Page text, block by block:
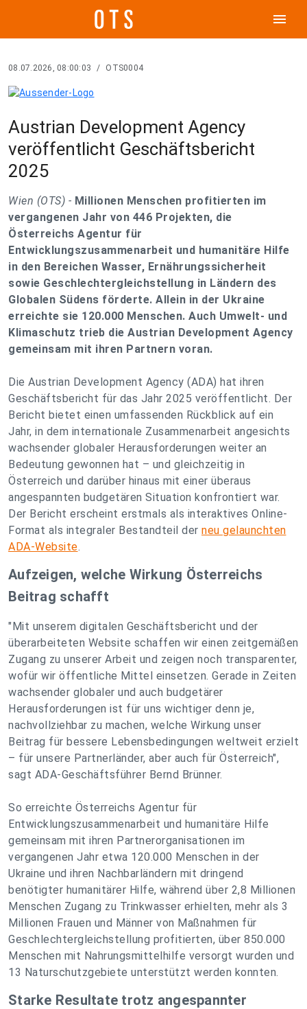
menu
08.07.2026, 08:00:03 / OTS0004
Austrian Development Agency
veröffentlicht Geschäftsbericht
2025
Wien (OTS) - Millionen Menschen profitierten im
vergangenen Jahr von 446 Projekten, die
Österreichs Agentur für
Entwicklungszusammenarbeit und humanitäre Hilfe
in den Bereichen Wasser, Ernährungssicherheit
sowie Geschlechtergleichstellung in Ländern des
Globalen Südens förderte. Allein in der Ukraine
erreichte sie 120.000 Menschen. Auch Umwelt- und
Klimaschutz trieb die Austrian Development Agency
gemeinsam mit ihren Partnern voran.
Die Austrian Development Agency (ADA) hat ihren
Geschäftsbericht für das Jahr 2025 veröffentlicht. Der
Bericht bietet einen umfassenden Rückblick auf ein
Jahr, in dem internationale Zusammenarbeit angesichts
wachsender globaler Herausforderungen weiter an
Bedeutung gewonnen hat – und gleichzeitig in
Österreich und darüber hinaus mit einer überaus
angespannten budgetären Situation konfrontiert war.
Der Bericht erscheint erstmals als interaktives Online-
Format als integraler Bestandteil der neu gelaunchten
ADA-Website.
Aufzeigen, welche Wirkung Österreichs
Beitrag schafft
"Mit unserem digitalen Geschäftsbericht und der
überarbeiteten Website schaffen wir einen zeitgemäßen
Zugang zu unserer Arbeit und zeigen noch transparenter,
wofür wir öffentliche Mittel einsetzen. Gerade in Zeiten
wachsender globaler und auch budgetärer
Herausforderungen ist für uns wichtiger denn je,
nachvollziehbar zu machen, welche Wirkung unser
Beitrag für bessere Lebensbedingungen weltweit erzielt
– für unsere Partnerländer, aber auch für Österreich",
sagt ADA-Geschäftsführer Bernd Brünner.
So erreichte Österreichs Agentur für
Entwicklungszusammenarbeit und humanitäre Hilfe
gemeinsam mit ihren Partnerorganisationen im
vergangenen Jahr etwa 120.000 Menschen in der
Ukraine und ihren Nachbarländern mit dringend
benötigter humanitärer Hilfe, während über 2,8 Millionen
Menschen Zugang zu Trinkwasser erhielten, mehr als 3
Millionen Frauen und Männer von Maßnahmen für
Geschlechtergleichstellung profitierten, über 850.000
Menschen mit Nahrungsmittelhilfe versorgt wurden und
13 Naturschutzgebiete unterstützt werden konnten.
Starke Resultate trotz angespannter